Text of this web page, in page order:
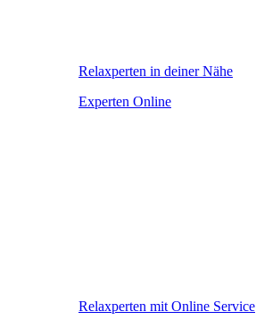
Relaxperten in deiner Nähe
Experten Online
Relaxperten mit Online Service